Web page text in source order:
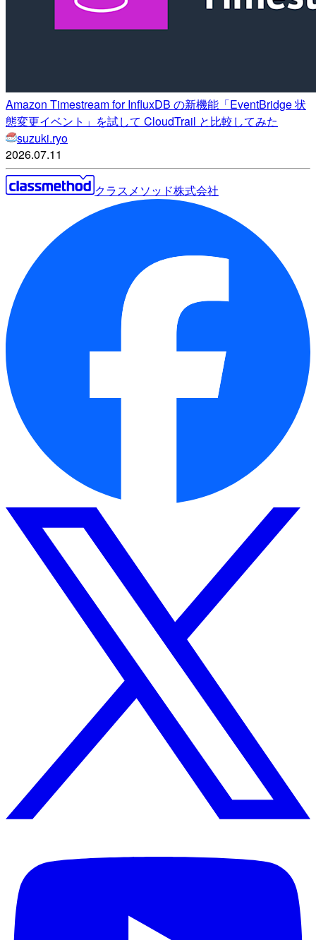
Amazon Timestream for InfluxDB の新機能「EventBridge 状
態変更イベント」を試して CloudTrail と比較してみた
suzuki.ryo
2026.07.11
クラスメソッド株式会社